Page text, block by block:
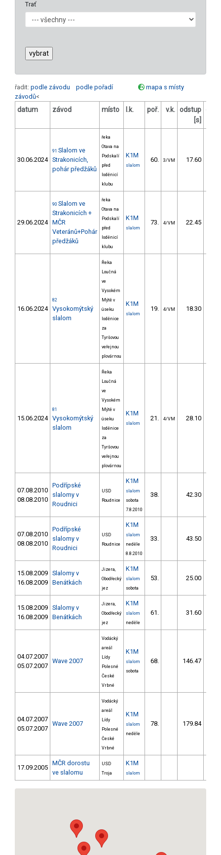
Trať
řadit: podle závodu podle pořadí
mapa s místy
závodů<
datum závod místo l.k. poř. v.k. odstup
[s]
30.06.2024
91 Slalom ve
Strakonicích,
pohár předžáků
řeka
Otava na
Podskalí
před
loděnicí
klubu
K1M
slalom
60. 3/VM 17.60
29.06.2024
90 Slalom ve
Strakonicích +
MČR
Veteránů+Pohár
předžáků
řeka
Otava na
Podskalí
před
loděnicí
klubu
K1M
slalom
73. 4/VM 22.45
16.06.2024
82
Vysokomýtský
slalom
Řeka
Loučná
ve
Vysokém
Mýtě v
úseku
loděnice
za
Tyršovou
veřejnou
plovárnou
K1M
slalom
19. 4/VM 18.30
15.06.2024
81
Vysokomýtský
slalom
Řeka
Loučná
ve
Vysokém
Mýtě v
úseku
loděnice
za
Tyršovou
veřejnou
plovárnou
K1M
slalom
21. 4/VM 28.10
07.08.2010
08.08.2010
Podřípské
slalomy v
Roudnici
USD
Roudnice
K1M
slalom
sobota
7.8.2010
38. 42.30
07.08.2010
08.08.2010
Podřípské
slalomy v
Roudnici
USD
Roudnice
K1M
slalom
neděle
8.8.2010
33. 43.50
15.08.2009
16.08.2009
Slalomy v
Benátkách
Jizera,
Obodřecký
jez
K1M
slalom
sobota
53. 25.00
15.08.2009
16.08.2009
Slalomy v
Benátkách
Jizera,
Obodřecký
jez
K1M
slalom
neděle
61. 31.60
04.07.2007
05.07.2007
Wave 2007
Vodácký
areál
Lídy
Polesné
České
Vrbné
K1M
slalom
sobota
68. 146.47
04.07.2007
05.07.2007
Wave 2007
Vodácký
areál
Lídy
Polesné
České
Vrbné
K1M
slalom
neděle
78. 179.84
17.09.2005
MČR dorostu
ve slalomu
USD
Troja
K1M
slalom